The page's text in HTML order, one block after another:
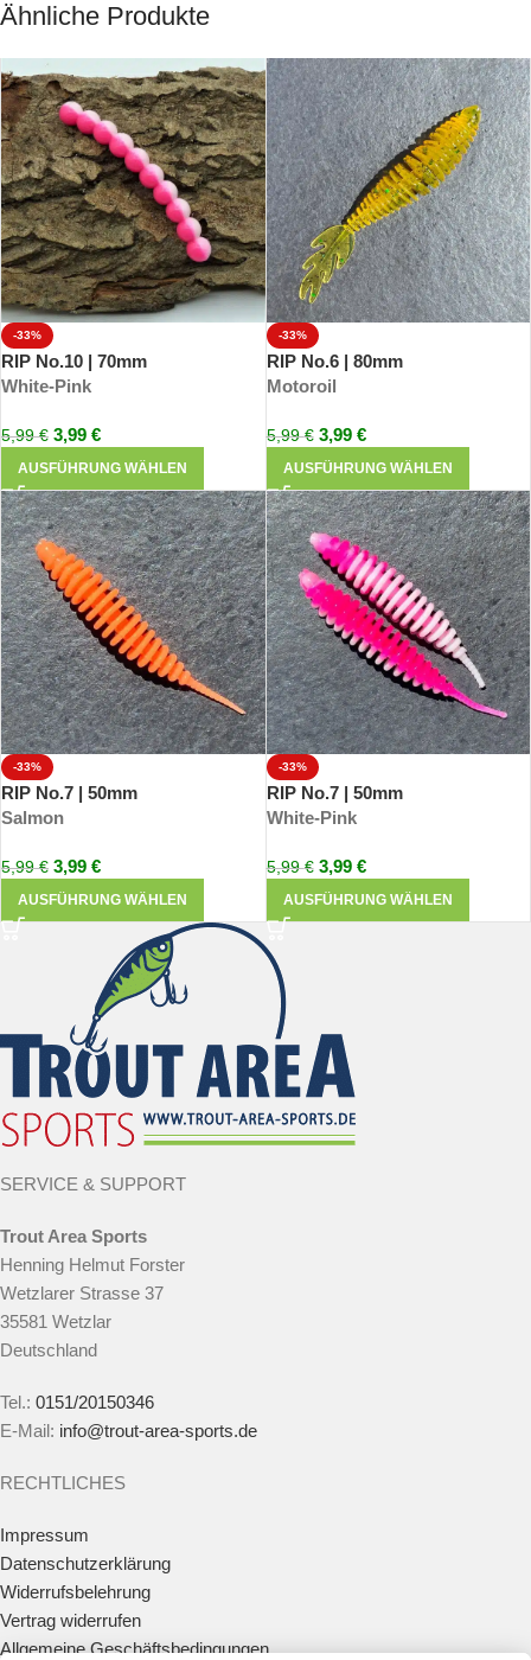
Ähnliche Produkte
-33%
RIP No.10 | 70mm
White-Pink
5,99€ 3,99 €
AUSFÜHRUNG WÄHLEN
-33%
RIP No.6 | 80mm
Motoroil
5,99€ 3,99 €
AUSFÜHRUNG WÄHLEN
-33%
RIP No.7 | 50mm
Salmon
5,99€ 3,99 €
AUSFÜHRUNG WÄHLEN
-33%
RIP No.7 | 50mm
White-Pink
5,99€ 3,99 €
AUSFÜHRUNG WÄHLEN
SERVICE & SUPPORT
Trout Area Sports
Henning Helmut Forster
Wetzlarer Strasse 37
35581 Wetzlar
Deutschland
Tel.: 0151/20150346
E-Mail: info@trout-area-sports.de
RECHTLICHES
Impressum
Datenschutzerklärung
Widerrufsbelehrung
Vertrag widerrufen
Allgemeine Geschäftsbedingungen